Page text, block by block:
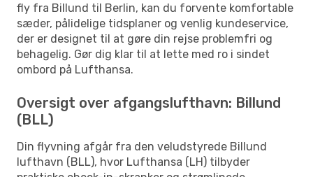
fly fra Billund til Berlin, kan du forvente komfortable
sæder, pålidelige tidsplaner og venlig kundeservice,
der er designet til at gøre din rejse problemfri og
behagelig. Gør dig klar til at lette med ro i sindet
ombord på Lufthansa.
Oversigt over afgangslufthavn: Billund
(BLL)
Din flyvning afgår fra den veludstyrede Billund
lufthavn (BLL), hvor Lufthansa (LH) tilbyder